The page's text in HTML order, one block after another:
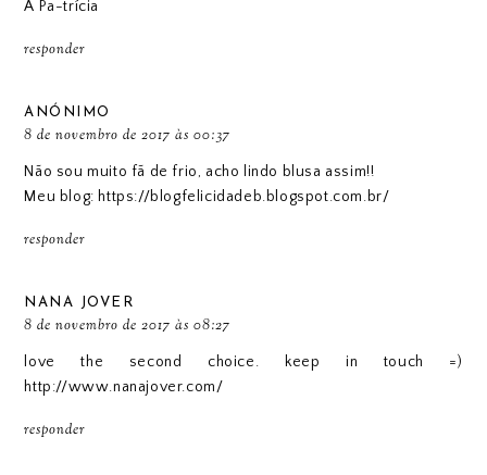
A Pa-trícia
responder
ANÓNIMO
8 de novembro de 2017 às 00:37
Não sou muito fã de frio, acho lindo blusa assim!!
Meu blog: https://blogfelicidadeb.blogspot.com.br/
responder
NANA JOVER
8 de novembro de 2017 às 08:27
love the second choice. keep in touch =)
http://www.nanajover.com/
responder